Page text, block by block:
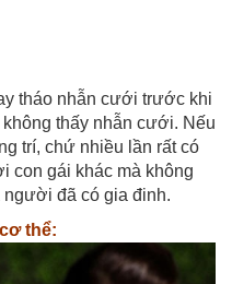
tháo nhẫn cưới trước khi
thấy nhẫn cưới. Nếu
trí, chứ nhiều lần rất có
con gái khác mà không
người đã có gia đinh.
thể: